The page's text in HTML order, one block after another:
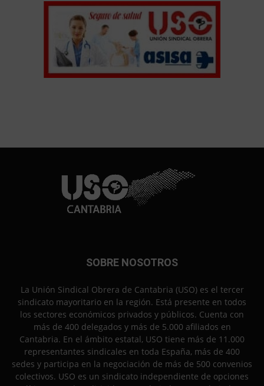
SOBRE NOSOTROS
La Unión Sindical Obrera de Cantabria (USO) es el tercer
sindicato mayoritario en la región. Está presente en todos
los sectores económicos privados y públicos. Cuenta con
más de 400 delegados y más de 5.000 afiliados en
Cantabria. En el ámbito estatal, USO tiene más de 11.000
representantes sindicales en toda España, más de 400
sedes y participa en la negociación de más de 500 convenios
colectivos. USO es un sindicato independiente de opciones